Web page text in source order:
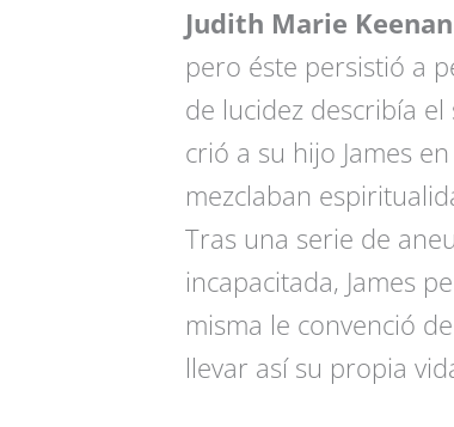
Judith Marie Keenan
pero éste persistió a
de lucidez describía
crió a su hijo James
mezclaban
Tras una serie de
incapacitada, James
misma le convenció
llevar así su propia